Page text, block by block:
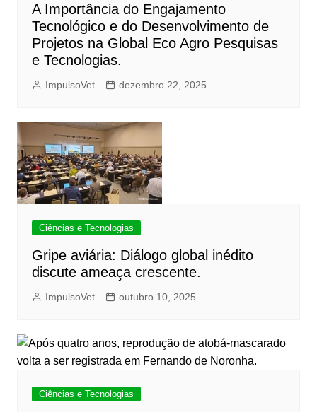
A Importância do Engajamento
Tecnológico e do Desenvolvimento de
Projetos na Global Eco Agro Pesquisas
e Tecnologias.
ImpulsoVet dezembro 22, 2025
Ciências e Tecnologias
Gripe aviária: Diálogo global inédito
discute ameaça crescente.
ImpulsoVet outubro 10, 2025
Ciências e Tecnologias